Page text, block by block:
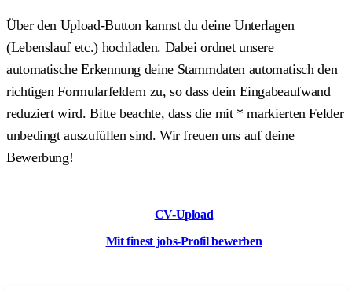
Über den Upload-Button kannst du deine Unterlagen
(Lebenslauf etc.) hochladen. Dabei ordnet unsere
automatische Erkennung deine Stammdaten automatisch den
richtigen Formularfeldern zu, so dass dein Eingabeaufwand
reduziert wird. Bitte beachte, dass die mit * markierten Felder
unbedingt auszufüllen sind. Wir freuen uns auf deine
Bewerbung!
CV-Upload
Mit finest jobs-Profil bewerben